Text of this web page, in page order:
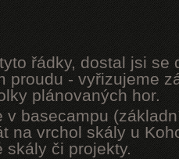
řádky, dostal jsi se
proudu - vyřizujeme
plánovaných hor.
v basecampu
na vrchol skály u
skály či projekty.